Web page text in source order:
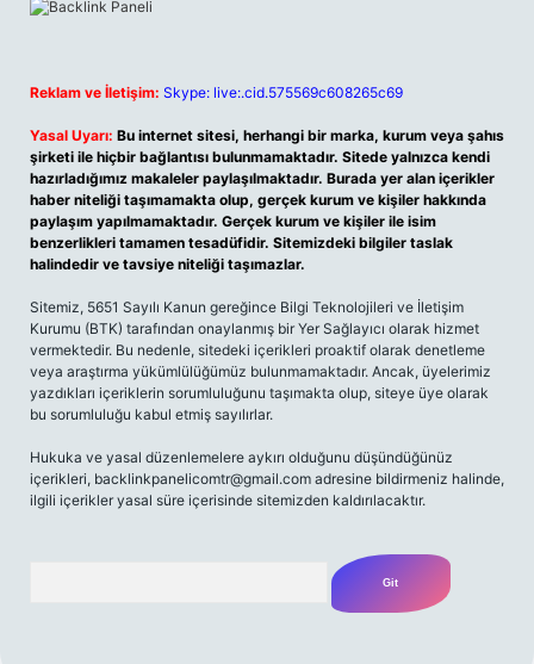
Reklam ve İletişim: Skype: live:.cid.575569c608265c69
Yasal Uyarı: Bu internet sitesi, herhangi bir marka, kurum veya şahıs
şirketi ile hiçbir bağlantısı bulunmamaktadır. Sitede yalnızca kendi
hazırladığımız makaleler paylaşılmaktadır. Burada yer alan içerikler
haber niteliği taşımamakta olup, gerçek kurum ve kişiler hakkında
paylaşım yapılmamaktadır. Gerçek kurum ve kişiler ile isim
benzerlikleri tamamen tesadüfidir. Sitemizdeki bilgiler taslak
halindedir ve tavsiye niteliği taşımazlar.
Sitemiz, 5651 Sayılı Kanun gereğince Bilgi Teknolojileri ve İletişim
Kurumu (BTK) tarafından onaylanmış bir Yer Sağlayıcı olarak hizmet
vermektedir. Bu nedenle, sitedeki içerikleri proaktif olarak denetleme
veya araştırma yükümlülüğümüz bulunmamaktadır. Ancak, üyelerimiz
yazdıkları içeriklerin sorumluluğunu taşımakta olup, siteye üye olarak
bu sorumluluğu kabul etmiş sayılırlar.
Hukuka ve yasal düzenlemelere aykırı olduğunu düşündüğünüz
içerikleri, backlinkpanelicomtr@gmail.com adresine bildirmeniz halinde,
ilgili içerikler yasal süre içerisinde sitemizden kaldırılacaktır.